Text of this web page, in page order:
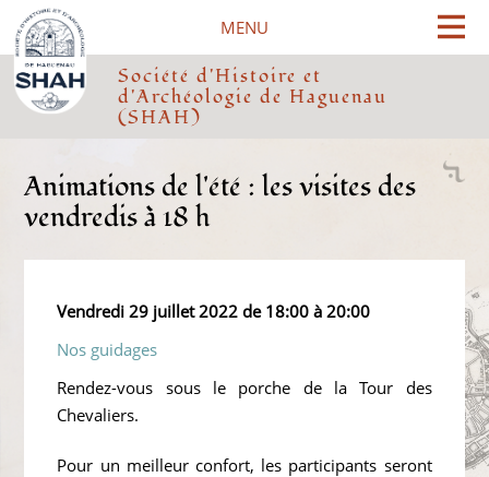
MENU
Société d'Histoire et
d'Archéologie de Haguenau
(SHAH)
Animations de l'été : les visites des
vendredis à 18 h
Vendredi 29 juillet 2022 de 18:00 à 20:00
Nos guidages
Rendez-vous sous le porche de la Tour des
Chevaliers.
Pour un meilleur confort, les participants seront
Cookies management panel